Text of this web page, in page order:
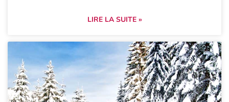
LIRE LA SUITE »